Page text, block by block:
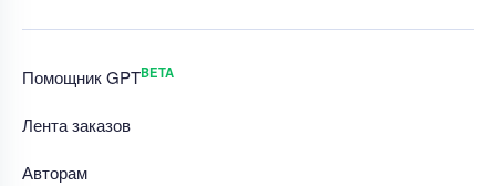
Помощник GPTBETA
Лента заказов
Авторам